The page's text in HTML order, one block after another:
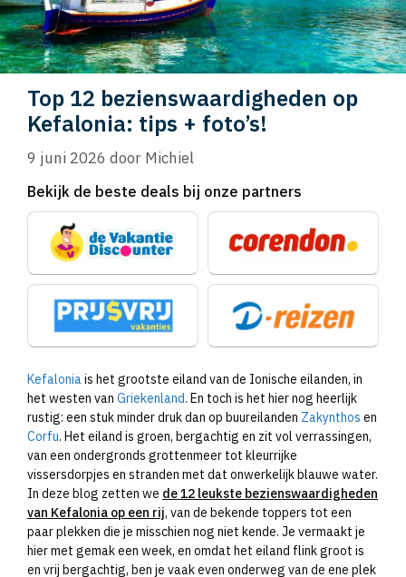
Top 12 bezienswaardigheden op
Kefalonia: tips + foto’s!
9 juni 2026 door Michiel
Bekijk de beste deals bij onze partners
Kefaloniais het grootste eiland van de Ionische eilanden, in
het westen van Griekenland. En toch is het hier nog heerlijk
rustig: een stuk minder druk dan op buureilanden Zakynthos en
Corfu. Het eiland is groen, bergachtig en zit vol verrassingen,
van een ondergronds grottenmeer tot kleurrijke
vissersdorpjes en stranden met dat onwerkelijk blauwe water.
In deze blog zetten we de 12 leukste bezienswaardigheden
van Kefalonia op een rij, van de bekende toppers tot een
paar plekken die je misschien nog niet kende. Je vermaakt je
hier met gemak een week, en omdat het eiland flink groot is
en vrij bergachtig, ben je vaak even onderweg van de ene plek